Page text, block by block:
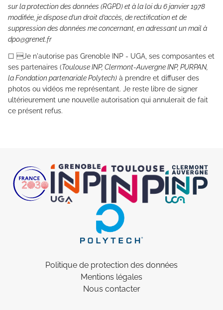
sur la protection des données (RGPD) et à la loi du 6 janvier 1978
modifiée, je dispose d’un droit d’accès, de rectification et de
suppression des données me concernant, en adressant un mail à
dpo@grenet.fr
☐ Je n'autorise pas Grenoble INP - UGA, ses composantes et
ses partenaires (Toulouse INP, Clermont-Auvergne INP, PURPAN,
la Fondation partenariale Polytech) à prendre et diffuser des
photos ou vidéos me représentant. Je reste libre de signer
ultérieurement une nouvelle autorisation qui annulerait de fait
ce présent refus.
Politique de protection des données
Mentions légales
Nous contacter